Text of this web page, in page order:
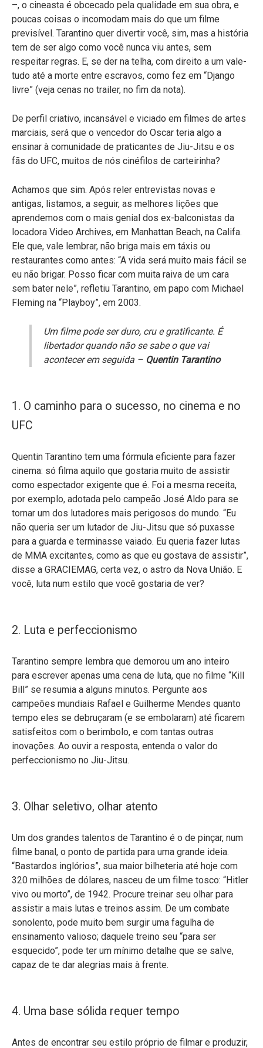
–, o cineasta é obcecado pela qualidade em sua obra, e
poucas coisas o incomodam mais do que um filme
previsível. Tarantino quer divertir você, sim, mas a história
tem de ser algo como você nunca viu antes, sem
respeitar regras. E, se der na telha, com direito a um vale-
tudo até a morte entre escravos, como fez em “Django
livre” (veja cenas no trailer, no fim da nota).
De perfil criativo, incansável e viciado em filmes de artes
marciais, será que o vencedor do Oscar teria algo a
ensinar à comunidade de praticantes de Jiu-Jitsu e os
fãs do UFC, muitos de nós cinéfilos de carteirinha?
Achamos que sim. Após reler entrevistas novas e
antigas, listamos, a seguir, as melhores lições que
aprendemos com o mais genial dos ex-balconistas da
locadora Video Archives, em Manhattan Beach, na Califa.
Ele que, vale lembrar, não briga mais em táxis ou
restaurantes como antes: “A vida será muito mais fácil se
eu não brigar. Posso ficar com muita raiva de um cara
sem bater nele”, refletiu Tarantino, em papo com Michael
Fleming na “Playboy”, em 2003.
Um filme pode ser duro, cru e gratificante. É
libertador quando não se sabe o que vai
acontecer em seguida – Quentin Tarantino
1. O caminho para o sucesso, no cinema e no
UFC
Quentin Tarantino tem uma fórmula eficiente para fazer
cinema: só filma aquilo que gostaria muito de assistir
como espectador exigente que é. Foi a mesma receita,
por exemplo, adotada pelo campeão José Aldo para se
tornar um dos lutadores mais perigosos do mundo. “Eu
não queria ser um lutador de Jiu-Jitsu que só puxasse
para a guarda e terminasse vaiado. Eu queria fazer lutas
de MMA excitantes, como as que eu gostava de assistir”,
disse a GRACIEMAG, certa vez, o astro da Nova União. E
você, luta num estilo que você gostaria de ver?
2. Luta e perfeccionismo
Tarantino sempre lembra que demorou um ano inteiro
para escrever apenas uma cena de luta, que no filme “Kill
Bill” se resumia a alguns minutos. Pergunte aos
campeões mundiais Rafael e Guilherme Mendes quanto
tempo eles se debruçaram (e se embolaram) até ficarem
satisfeitos com o berimbolo, e com tantas outras
inovações. Ao ouvir a resposta, entenda o valor do
perfeccionismo no Jiu-Jitsu.
3. Olhar seletivo, olhar atento
Um dos grandes talentos de Tarantino é o de pinçar, num
filme banal, o ponto de partida para uma grande ideia.
“Bastardos inglórios”, sua maior bilheteria até hoje com
320 milhões de dólares, nasceu de um filme tosco: “Hitler
vivo ou morto”, de 1942. Procure treinar seu olhar para
assistir a mais lutas e treinos assim. De um combate
sonolento, pode muito bem surgir uma fagulha de
ensinamento valioso; daquele treino seu “para ser
esquecido”, pode ter um mínimo detalhe que se salve,
capaz de te dar alegrias mais à frente.
4. Uma base sólida requer tempo
Antes de encontrar seu estilo próprio de filmar e produzir,